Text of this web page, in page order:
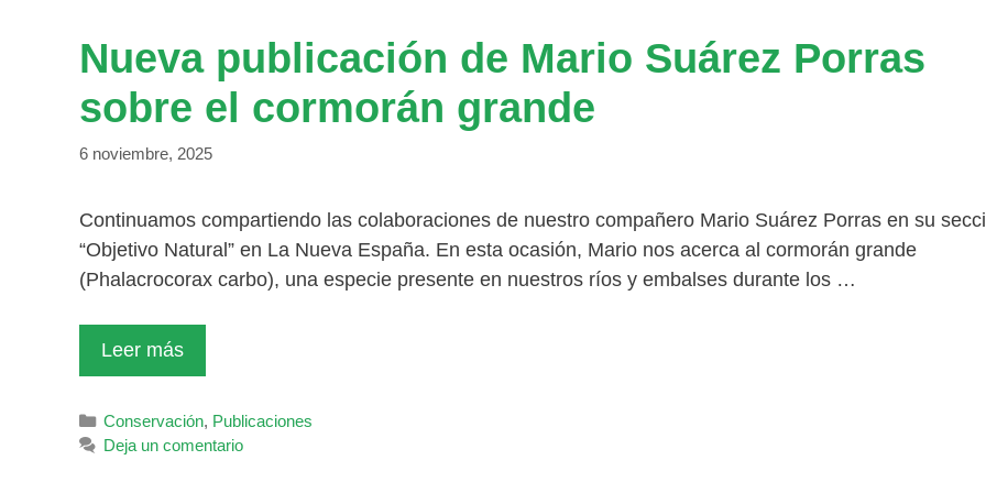
Nueva publicación de Mario Suárez Porras
sobre el cormorán grande
6 noviembre, 2025
Continuamos compartiendo las colaboraciones de nuestro compañero Mario Suárez Porras en su
“Objetivo Natural” en La Nueva España. En esta ocasión, Mario nos acerca al cormorán grande
(Phalacrocorax carbo), una especie presente en nuestros ríos y embalses durante los …
Leer más
Categorías
Conservación, Publicaciones
Deja un comentario